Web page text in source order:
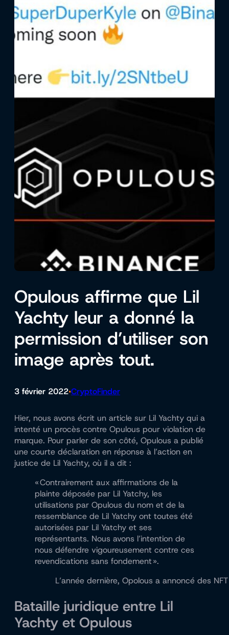
Opulous affirme que Lil
Yachty leur a donné la
permission d’utiliser son
image après tout.
3 février 2022•CryptoFinder
Hier, nous avons écrit un article sur Lil Yachty qui a
intenté un procès contre Opulous pour violation de
marque. Pour parler de son côté, Opulous a publié
une courte déclaration en réponse à l’action en
justice de Lil Yachty, où il a dit :
« Contrairement aux affirmations de la
plainte déposée par Lil Yatchy, les
utilisations par Opulous du nom et de la
ressemblance de Lil Yatchy ont toutes été
autorisées par Lil Yatchy et ses
représentants. Nous avons l’intention de
nous défendre vigoureusement contre ces
revendications sans fondement ».
L’année dernière, Opolous a annoncé des
Bataille juridique entre Lil
Yachty et Opulous